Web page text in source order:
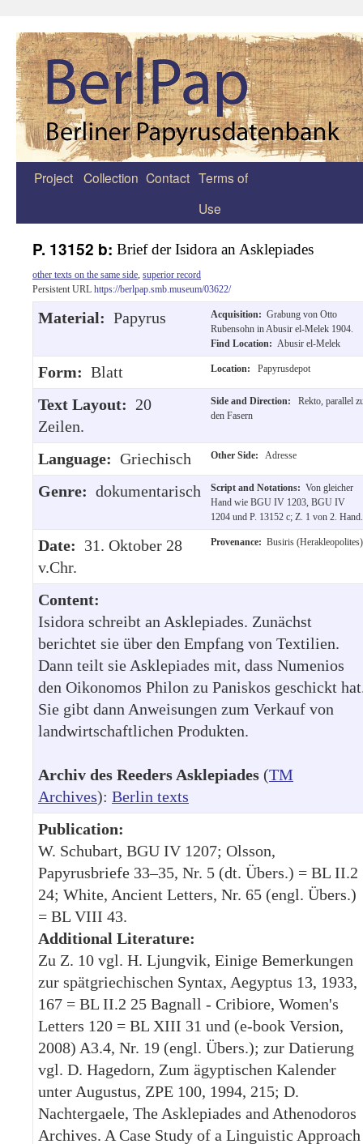
Zum
Project Collection Contact Terms of
Use
P. 13152 b: Brief der Isidora an Asklepiades
other texts on the same side superior record
Persistent URL https://berlpap.smb.museum/03622/
Material: Papyrus Acquisition: Grabung von Otto
Rubensohn in Abusir el-Melek 1904.
Find Location: Abusir el-Melek
Form: Blatt Location: Papyrusdepot
Text Layout: 20
Zeilen.
Side and Direction:
Rekto, parallel
den Fasern
Language: Griechisch Other Side: Adresse
Genre: dokumentarisch Script and Notations: Von gleicher
Hand wie BGU IV 1203, BGU IV
1204 und P. 13152 c; Z. 1 von 2. Hand.
Date: 31. Oktober 28
v.Chr.
Provenance: Busiris (Herakleopolites)
Content:
Isidora schreibt an Asklepiades. Zunächst
berichtet sie über den Empfang von Textilien.
Dann teilt sie Asklepiades mit, dass Numenios
den Oikonomos Philon zu Paniskos geschickt
Sie gibt dann Anweisungen zum Verkauf von
landwirtschaftlichen Produkten.
Archiv des Reeders Asklepiades (TM
Archives): Berlin texts
Publication:
W. Schubart, BGU IV 1207; Olsson,
Papyrusbriefe 33–35, Nr. 5 (dt. Übers.) = BL II.2
24; White, Ancient Letters, Nr. 65 (engl. Übers.)
= BL VIII 43.
Additional Literature:
Zu Z. 10 vgl. H. Ljungvik, Einige Bemerkungen
zur spätgriechischen Syntax, Aegyptus 13, 1933,
167 = BL II.2 25 Bagnall - Cribiore, Women's
Letters 120 = BL XIII 31 und (e-book Version,
2008) A3.4, Nr. 19 (engl. Übers.); zur Datierung
vgl. D. Hagedorn, Zum ägyptischen Kalender
unter Augustus, ZPE 100, 1994, 215; D.
Nachtergaele, The Asklepiades and Athenodoros
Archives. A Case Study of a Linguistic Approach